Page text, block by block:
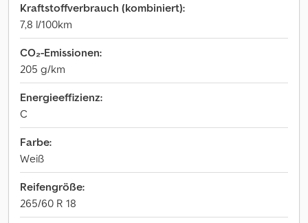
Kraftstoffverbrauch (kombiniert):
7,8 l/100km
CO₂-Emissionen:
205 g/km
Energieeffizienz:
C
Farbe:
Weiß
Reifengröße:
265/60 R 18